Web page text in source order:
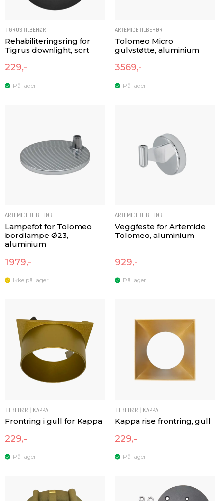
TIGRUS TILBEHØR
Rehabiliteringsring for
Tigrus downlight, sort
229,-
På lager
ARTEMIDE TILBEHØR
Tolomeo Micro
gulvstøtte, aluminium
3569,-
På lager
ARTEMIDE TILBEHØR
Lampefot for Tolomeo
bordlampe Ø23,
aluminium
1979,-
Ikke på lager
ARTEMIDE TILBEHØR
Veggfeste for Artemide
Tolomeo, aluminium
929,-
På lager
TILBEHØR | KAPPA
Frontring i gull for Kappa
229,-
På lager
TILBEHØR | KAPPA
Kappa rise frontring, gull
229,-
På lager